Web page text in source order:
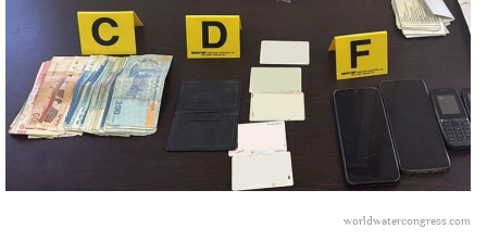
worldwatercongress.com